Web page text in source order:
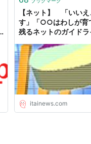
【ネット】 「いい
す」「○○はわしが育
残るネットのガイド
itainews.com